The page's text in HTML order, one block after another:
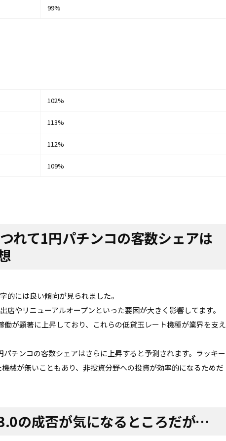
99%
102%
113%
112%
109%
れて1円パチンコの客数シェアは
的には良い傾向が見られました。
店やリニューアルオープンといった要因が大きく影響してます。
が顕著に上昇しており、これらの低貸玉レート機種が業界を支え
チンコの客数シェアはさらに上昇すると予測されます。ラッキー
械が無いこともあり、非投資分野への投資が効率的になるためだ
の成否が気になるところだが…